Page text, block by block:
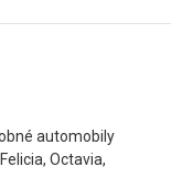
automobily
Octavia,